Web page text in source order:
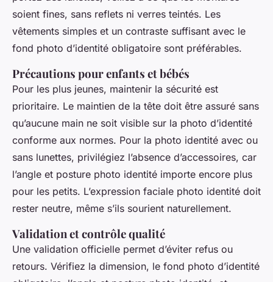
soient fines, sans reflets ni verres teintés. Les
vêtements simples et un contraste suffisant avec le
fond photo d’identité obligatoire sont préférables.
Précautions pour enfants et bébés
Pour les plus jeunes, maintenir la sécurité est
prioritaire. Le maintien de la tête doit être assuré sans
qu’aucune main ne soit visible sur la photo d’identité
conforme aux normes. Pour la photo identité avec ou
sans lunettes, privilégiez l’absence d’accessoires, car
l’angle et posture photo identité importe encore plus
pour les petits. L’expression faciale photo identité doit
rester neutre, même s’ils sourient naturellement.
Validation et contrôle qualité
Une validation officielle permet d’éviter refus ou
retours. Vérifiez la dimension, le fond photo d’identité